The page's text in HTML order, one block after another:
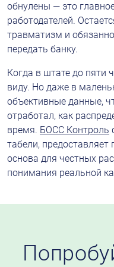
обнулены — это
работодателей.
травматизм и
передать банку.
Когда в штате до пяти
виду. Но даже в
объективные данные,
отработал, как
время. БОСС Контроль
табели,
основа для честных
понимания реальной